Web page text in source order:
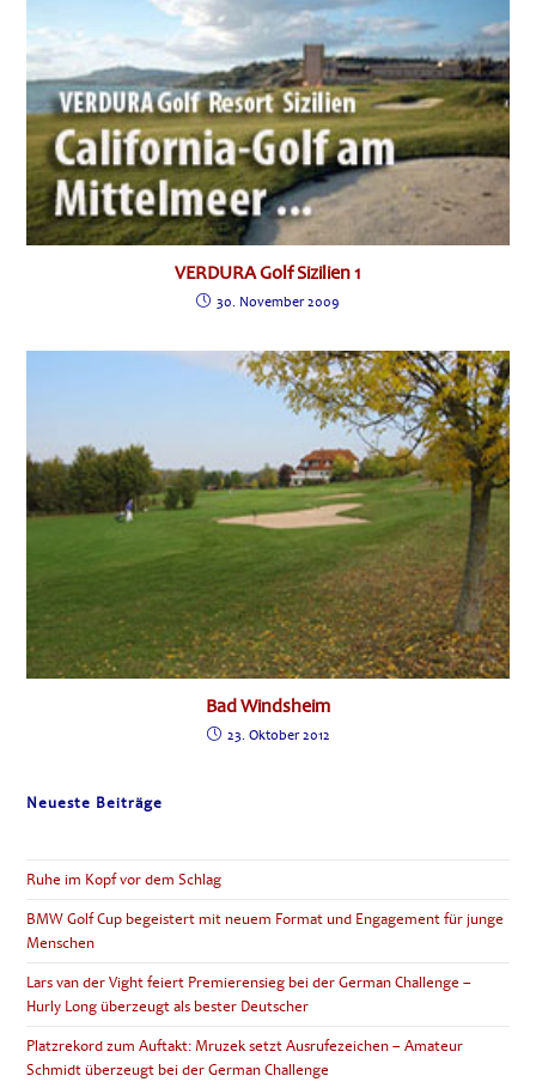
VERDURA Golf Sizilien 1
30. November 2009
Bad Windsheim
23. Oktober 2012
Neueste Beiträge
Ruhe im Kopf vor dem Schlag
BMW Golf Cup begeistert mit neuem Format und Engagement für junge
Menschen
Lars van der Vight feiert Premierensieg bei der German Challenge –
Hurly Long überzeugt als bester Deutscher
Platzrekord zum Auftakt: Mruzek setzt Ausrufezeichen – Amateur
Schmidt überzeugt bei der German Challenge